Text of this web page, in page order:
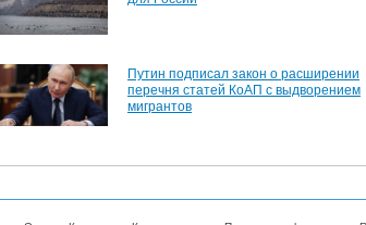
Путин подписал закон о расширении
перечня статей КоАП с выдворением
мигрантов